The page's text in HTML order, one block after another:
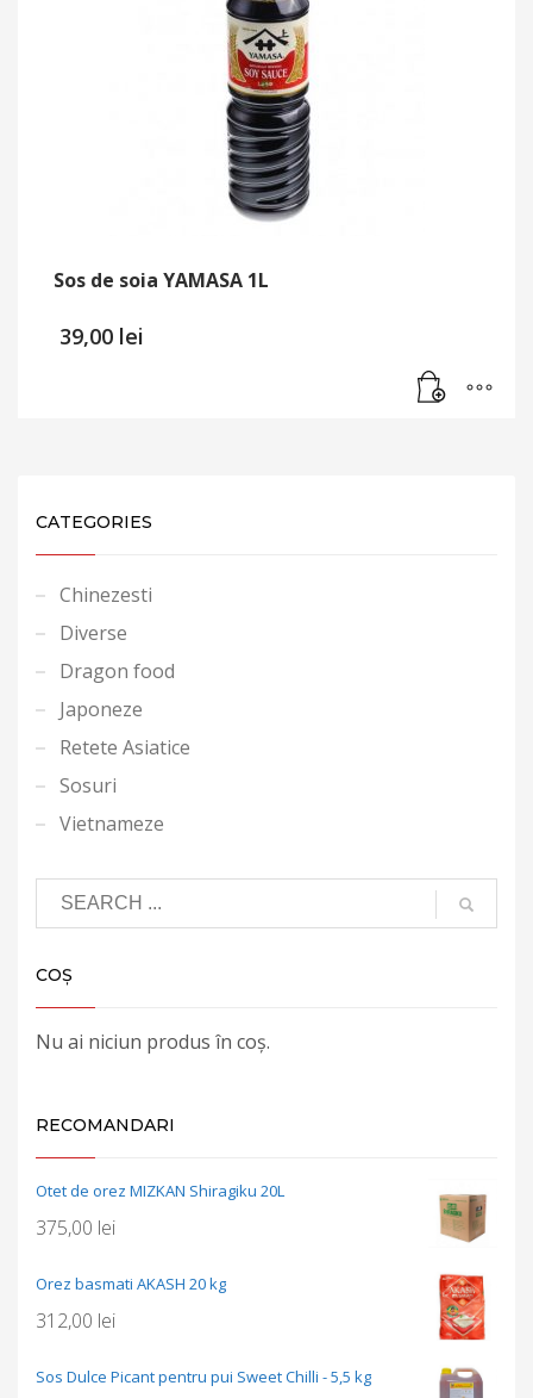
Sos de soia YAMASA 1L
39,00 lei
CATEGORIES
Chinezesti
Diverse
Dragon food
Japoneze
Retete Asiatice
Sosuri
Vietnameze
COȘ
Nu ai niciun produs în coș.
RECOMANDARI
Otet de orez MIZKAN Shiragiku 20L
375,00 lei
Orez basmati AKASH 20 kg
312,00 lei
Sos Dulce Picant pentru pui Sweet Chilli - 5,5 kg